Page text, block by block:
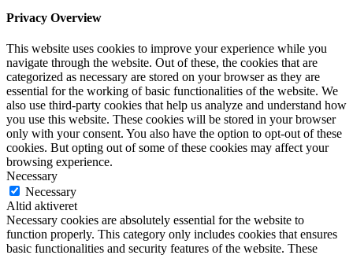
Privacy Overview
This website uses cookies to improve your experience while you
navigate through the website. Out of these, the cookies that are
categorized as necessary are stored on your browser as they are
essential for the working of basic functionalities of the website. We
also use third-party cookies that help us analyze and understand how
you use this website. These cookies will be stored in your browser
only with your consent. You also have the option to opt-out of these
cookies. But opting out of some of these cookies may affect your
browsing experience.
Necessary
Necessary
Altid aktiveret
Necessary cookies are absolutely essential for the website to
function properly. This category only includes cookies that ensures
basic functionalities and security features of the website. These